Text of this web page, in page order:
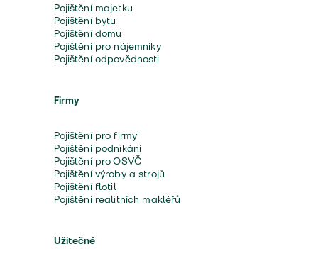
Pojištění majetku
Pojištění bytu
Pojištění domu
Pojištění pro nájemníky
Pojištění odpovědnosti
Firmy
Pojištění pro firmy
Pojištění podnikání
Pojištění pro OSVČ
Pojištění výroby a strojů
Pojištění flotil
Pojištění realitních makléřů
Užitečné